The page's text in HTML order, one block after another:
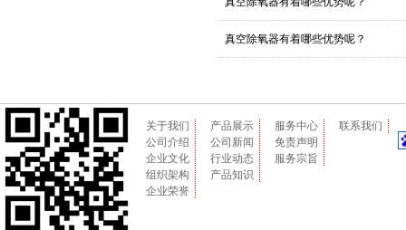
真空除氧器有着哪些优势呢？
关于我们
公司介绍
企业文化
组织架构
企业荣誉
产品展示
公司新闻
行业动态
产品知识
服务中心
免责声明
服务宗旨
联系我们